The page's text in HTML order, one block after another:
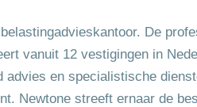
De
vanuit 12 vestigingen in
en specialistische
Newtone streeft ernaar de